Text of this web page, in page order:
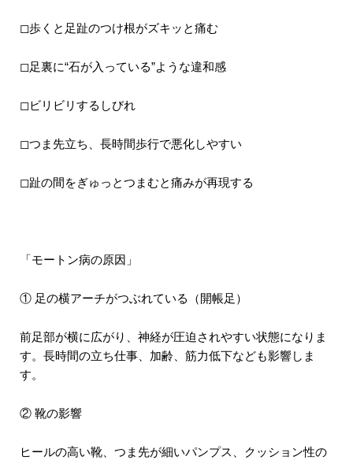
◻︎歩くと足趾のつけ根がズキッと痛む
◻︎足裏に“石が入っている”ような違和感
◻︎ビリビリするしびれ
◻︎つま先立ち、長時間歩行で悪化しやすい
◻︎趾の間をぎゅっとつまむと痛みが再現する
「モートン病の原因」
① 足の横アーチがつぶれている（開帳足）
前足部が横に広がり、神経が圧迫されやすい状態になりま
す。長時間の立ち仕事、加齢、筋力低下なども影響しま
す。
② 靴の影響
ヒールの高い靴、つま先が細いパンプス、クッション性の